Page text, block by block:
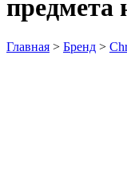
предмета
Главная > Бренд >